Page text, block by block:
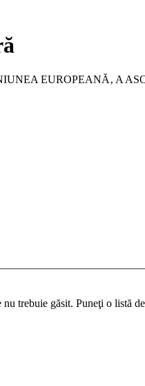
EUROPEANĂ‚ A
trebuie găsit. Puneţi o listă